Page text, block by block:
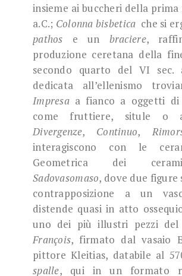
insieme ai buccheri della
a.C.; Colonna bisbetica che si
pathos e un braciere,
produzione ceretana della
secondo quarto del VI sec.
dedicata all’ellenismo
Impresaa fianco a oggetti di
come fruttiere, situle o
Divergenze, Continuo,
interagiscono con le
Geometrica dei
Sadovasomaso, dove due figure
contrapposizione a un
distende quasi in atto
uno dei più illustri pezzi del
François, firmato dal vasaio
pittore Kleitias, databile al
spalle, qui in un formato